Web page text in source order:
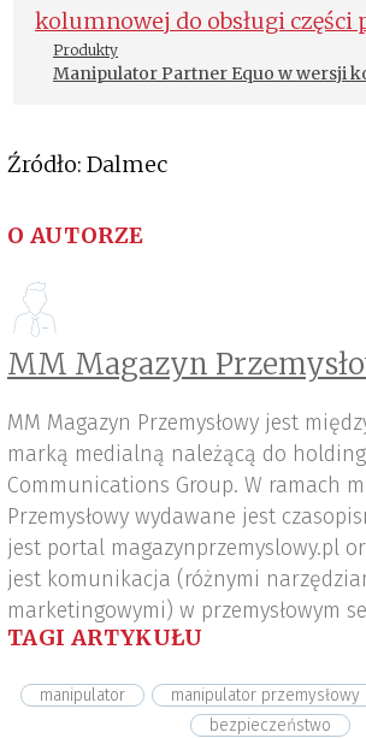
Produkty
Manipulator Partner Equo w wersji
Źródło: Dalmec
O AUTORZE
MM Magazyn
MM Magazyn Przemysłowy jest
marką medialną należącą do
Communications Group. W ramach
Przemysłowy wydawane jest
jest portal magazynprzemyslowy.pl
jest komunikacja (różnymi
marketingowymi) w przemysłowym
TAGI ARTYKUŁU
manipulator manipulator przemysłowy
bezpieczeństwo